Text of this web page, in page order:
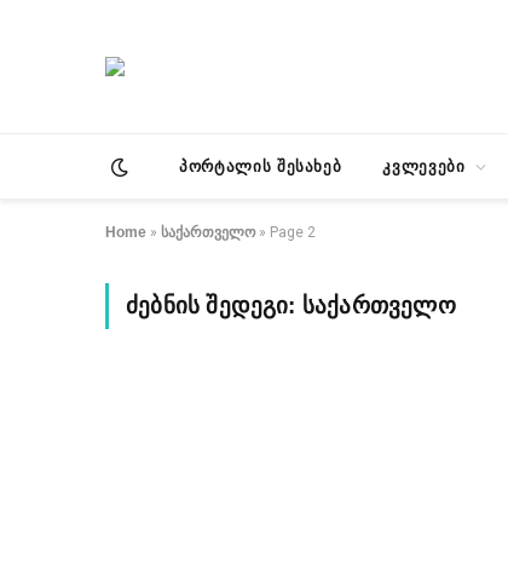
პორტალის შესახებ კვლევები
Home » საქართველო» Page 2
ᲫᲔᲑᲜᲘᲡ ᲨᲔᲓᲔᲒᲘ: ᲡᲐᲥᲐᲠᲗᲕᲔᲚᲝ